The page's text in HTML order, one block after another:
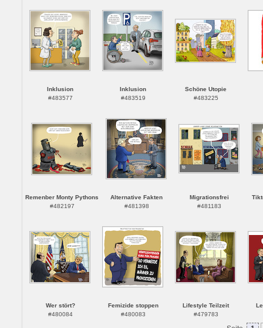
Inklusion
#483577
Inklusion
#483519
Schöne Utopie
#483225
Remenber Monty Pythons
#482197
Alternative Fakten
#481398
Migrationsfrei
#481183
Wer stört?
#480084
Femizide stoppen
#480083
Lifestyle Teilzeit
#479783